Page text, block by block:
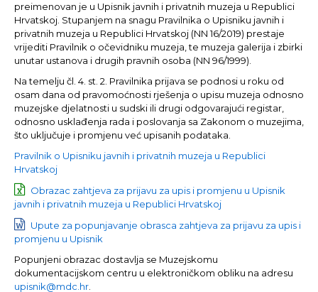
preimenovan je u Upisnik javnih i privatnih muzeja u Republici
Hrvatskoj. Stupanjem na snagu Pravilnika o Upisniku javnih i
privatnih muzeja u Republici Hrvatskoj (NN 16/2019) prestaje
vrijediti Pravilnik o očevidniku muzeja, te muzeja galerija i zbirki
unutar ustanova i drugih pravnih osoba (NN 96/1999).
Na temelju čl. 4. st. 2. Pravilnika prijava se podnosi u roku od
osam dana od pravomoćnosti rješenja o upisu muzeja odnosno
muzejske djelatnosti u sudski ili drugi odgovarajući registar,
odnosno usklađenja rada i poslovanja sa Zakonom o muzejima,
što uključuje i promjenu već upisanih podataka.
Pravilnik o Upisniku javnih i privatnih muzeja u Republici
Hrvatskoj
Obrazac zahtjeva za prijavu za upis i promjenu u Upisnik
javnih i privatnih muzeja u Republici Hrvatskoj
Upute za popunjavanje obrasca zahtjeva za prijavu za upis i
promjenu u Upisnik
Popunjeni obrazac dostavlja se Muzejskomu
dokumentacijskom centru u elektroničkom obliku na adresu
upisnik@mdc.hr